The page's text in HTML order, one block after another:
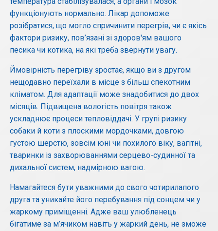
функціонують нормально. Лікар допоможе
розібратися, що могло спричинити перегрів, чи є якісь
фактори ризику, пов’язані зі здоров'ям вашого
песика чи котика, на які треба звернути увагу.
Ймовірність перегріву зростає, якщо ви з другом
нещодавно переїхали в місце з більш спекотним
кліматом. Для адаптації може знадобитися до двох
місяців. Підвищена вологість повітря також
ускладнює процеси тепловіддачі. У групі ризику
собаки й коти з плоскими мордочками, довгою
густою шерстю, зовсім юні чи похилого віку, вагітні,
тваринки із захворюваннями серцево-судинної та
дихальної систем, надмірною вагою.
Намагайтеся бути уважними до свого чотирилапого
друга та уникайте його перебування під сонцем чи у
жаркому приміщенні. Адже ваш улюбленець
бігатиме за м’ячиком навіть у жаркий день, не зможе